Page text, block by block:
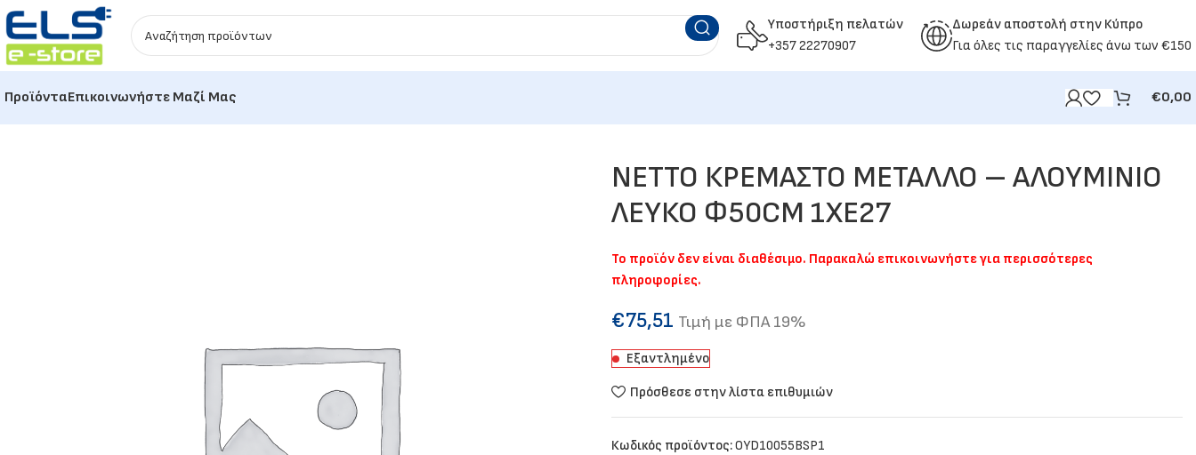
Υποστήριξη πελατών
+357 22270907
Δωρεάν αποστολή στην Κύπρο
Για όλες τις παραγγελίες άνω των €150
ΠροϊόνταΕπικοινωνήστε Μαζί Μας €0,00
NETTO ΚΡΕΜΑΣΤΟ ΜΕΤΑΛΛΟ – ΑΛΟΥΜΙΝΙΟ
ΛΕΥΚΟ Φ50CM 1XE27
Το προϊόν δεν είναι διαθέσιμο. Παρακαλώ επικοινωνήστε για περισσότερες
πληροφορίες.
€75,51 Τιμή με ΦΠΑ 19%
Εξαντλημένο
Πρόσθεσε στην λίστα επιθυμιών
Κωδικός προϊόντος:OYD10055BSP1